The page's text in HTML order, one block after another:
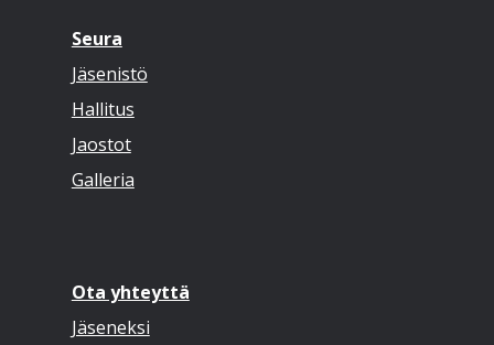
Seura
Jäsenistö
Hallitus
Jaostot
Galleria
Ota yhteyttä
Jäseneksi